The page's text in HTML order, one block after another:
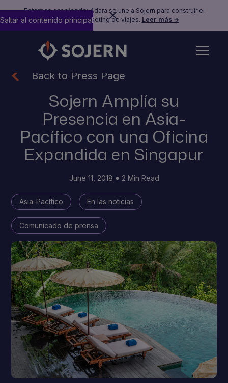
Estamos creciendo:Adara se une a Sojern para construir el
futuro del marketing de viajes. Leer más →
Saltar al contenido principal
Back to Press Page
Sojern Amplía su
Presencia en Asia-
Pacífico con una Oficina
Expandida en Singapur
June 11, 2018 2 Min Read
Asia-Pacífico En las noticias
Comunicado de prensa